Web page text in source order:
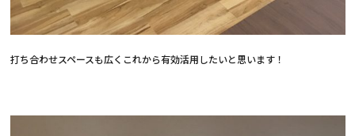
打ち合わせスペースも広くこれから有効活用したいと思います！